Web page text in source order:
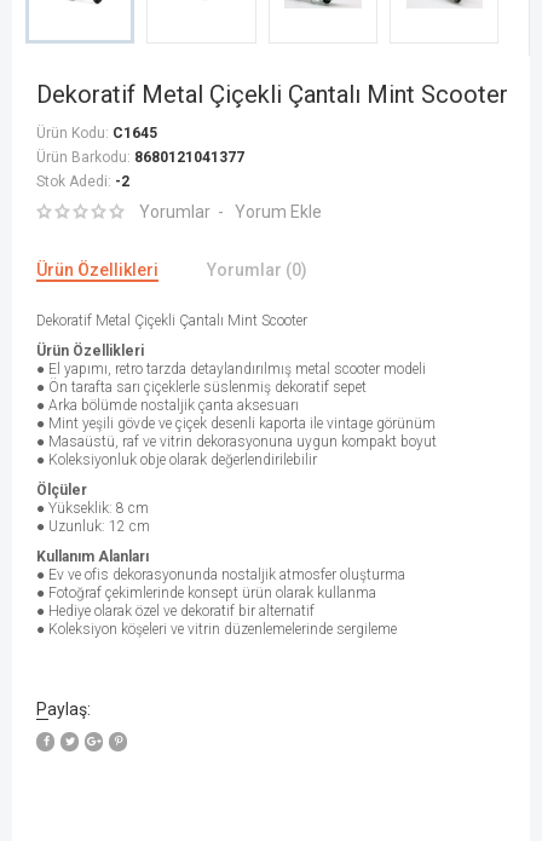
Dekoratif Metal Çiçekli Çantalı Mint Scooter
Ürün Kodu: C1645
Ürün Barkodu: 8680121041377
Stok Adedi: -2
Yorumlar Yorum Ekle
Ürün Özellikleri Yorumlar (0)
Dekoratif Metal Çiçekli Çantalı Mint Scooter
Ürün Özellikleri
● El yapımı, retro tarzda detaylandırılmış metal scooter modeli
● Ön tarafta sarı çiçeklerle süslenmiş dekoratif sepet
● Arka bölümde nostaljik çanta aksesuarı
● Mint yeşili gövde ve çiçek desenli kaporta ile vintage görünüm
● Masaüstü, raf ve vitrin dekorasyonuna uygun kompakt boyut
● Koleksiyonluk obje olarak değerlendirilebilir
Ölçüler
● Yükseklik: 8 cm
● Uzunluk: 12 cm
Kullanım Alanları
● Ev ve ofis dekorasyonunda nostaljik atmosfer oluşturma
● Fotoğraf çekimlerinde konsept ürün olarak kullanma
● Hediye olarak özel ve dekoratif bir alternatif
● Koleksiyon köşeleri ve vitrin düzenlemelerinde sergileme
Paylaş: